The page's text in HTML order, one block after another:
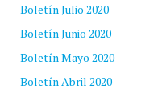
Boletín Julio 2020
Boletín Junio 2020
Boletín Mayo 2020
Boletín Abril 2020